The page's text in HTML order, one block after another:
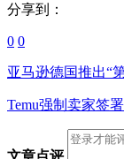
分享到：
0 0
亚马逊德国推出“
Temu强制卖家签
文章点评